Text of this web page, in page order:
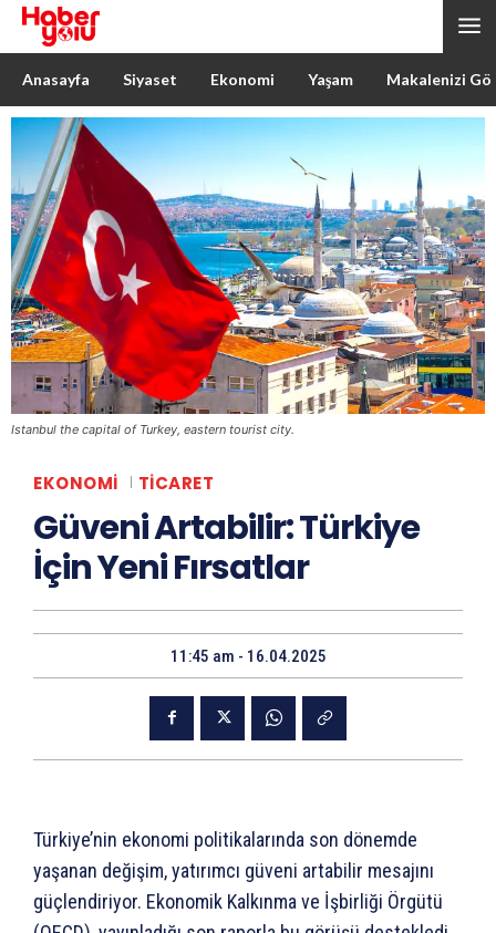
Anasayfa Siyaset Ekonomi Yaşam Makalenizi
Istanbul the capital of Turkey, eastern tourist city.
EKONOMI TICARET
Güveni Artabilir: Türkiye
İçin Yeni Fırsatlar
11:45 am - 16.04.2025
Türkiye’nin ekonomi politikalarında son dönemde
yaşanan değişim, yatırımcı güveni artabilir mesajını
güçlendiriyor. Ekonomik Kalkınma ve İşbirliği Örgütü